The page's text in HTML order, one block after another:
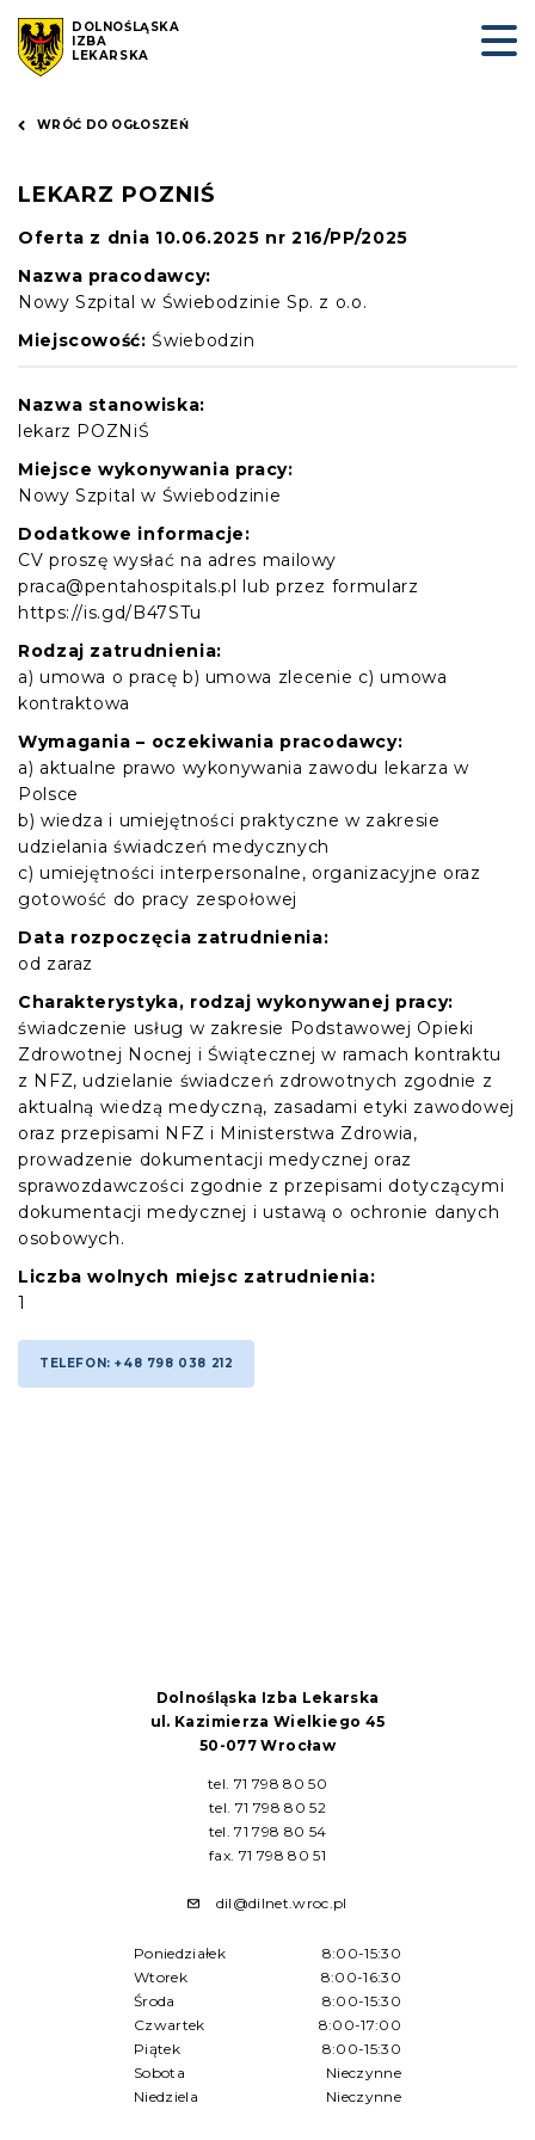
DOLNOŚLĄSKA
IZBA
LEKARSKA
WRÓĆ DO OGŁOSZEŃ
LEKARZ POZNIŚ
Oferta z dnia 10.06.2025 nr 216/PP/2025
Nazwa pracodawcy:
Nowy Szpital w Świebodzinie Sp. z o.o.
Miejscowość: Świebodzin
Nazwa stanowiska:
lekarz POZNiŚ
Miejsce wykonywania pracy:
Nowy Szpital w Świebodzinie
Dodatkowe informacje:
CV proszę wysłać na adres mailowy
praca@pentahospitals.pl lub przez formularz
https://is.gd/B47STu
Rodzaj zatrudnienia:
a) umowa o pracę b) umowa zlecenie c) umowa
kontraktowa
Wymagania – oczekiwania pracodawcy:
a) aktualne prawo wykonywania zawodu lekarza w
Polsce
b) wiedza i umiejętności praktyczne w zakresie
udzielania świadczeń medycznych
c) umiejętności interpersonalne, organizacyjne oraz
gotowość do pracy zespołowej
Data rozpoczęcia zatrudnienia:
od zaraz
Charakterystyka, rodzaj wykonywanej pracy:
świadczenie usług w zakresie Podstawowej Opieki
Zdrowotnej Nocnej i Świątecznej w ramach kontraktu
z NFZ, udzielanie świadczeń zdrowotnych zgodnie z
aktualną wiedzą medyczną, zasadami etyki zawodowej
oraz przepisami NFZ i Ministerstwa Zdrowia,
prowadzenie dokumentacji medycznej oraz
sprawozdawczości zgodnie z przepisami dotyczącymi
dokumentacji medycznej i ustawą o ochronie danych
osobowych.
Liczba wolnych miejsc zatrudnienia:
1
TELEFON: +48 798 038 212
Dolnośląska Izba Lekarska
ul. Kazimierza Wielkiego 45
50-077 Wrocław
tel. 71 798 80 50
tel. 71 798 80 52
tel. 71 798 80 54
fax. 71 798 80 51
dil@dilnet.wroc.pl
Poniedziałek
8:00-15:30
Wtorek
8:00-16:30
Środa
8:00-15:30
Czwartek
8:00-17:00
Piątek
8:00-15:30
Sobota
Nieczynne
Niedziela
Nieczynne